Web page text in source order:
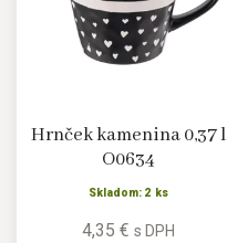
Hrnček kamenina 0,37 l
O0634
Skladom: 2 ks
4,35 € s DPH